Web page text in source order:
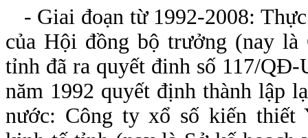
- Giai đoạn từ 1992-2008:
của Hội đồng bộ trưởng (nay
tỉnh đã ra quyết đinh số 117/QĐ-
năm 1992 quyết định thành lập
nước: Công ty xổ số kiến thiết